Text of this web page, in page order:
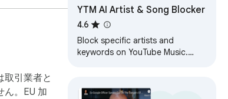
取引業者と
ん。EU 加
YTM AI Artist & Song Blocker
4.6
Block specific artists and
keywords on YouTube Music.
integration